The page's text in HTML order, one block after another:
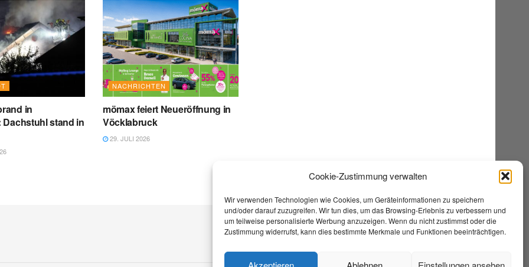
Cookie-Zustimmung verwalten
Wir verwenden Technologien wie Cookies, um Geräteinformationen zu speichern
und/oder darauf zuzugreifen. Wir tun dies, um das Browsing-Erlebnis zu verbessern und
um teilweise personalisierte Werbung anzuzeigen. Wenn du nicht zustimmst oder die
Zustimmung widerrufst, kann dies bestimmte Merkmale und Funktionen beeinträchtigen.
in
Dachstuhl stand in
NACHRICHTEN
mömax feiert Neueröffnung in
Vöcklabruck
29. JULI 2026